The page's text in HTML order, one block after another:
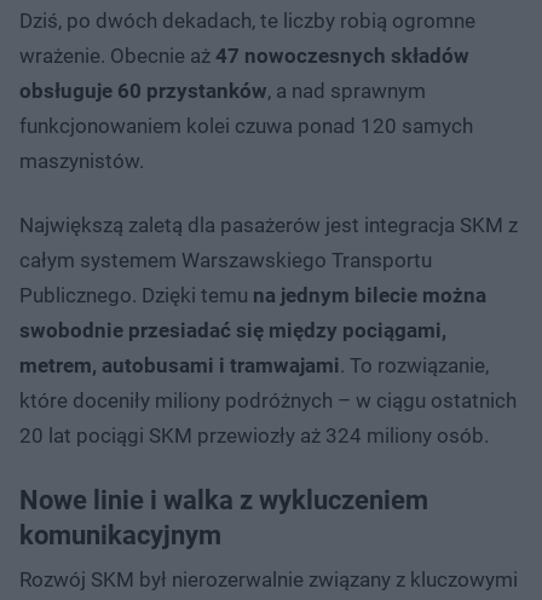
Dziś, po dwóch dekadach, te liczby robią ogromne
wrażenie. Obecnie aż 47 nowoczesnych składów
obsługuje 60 przystanków, a nad sprawnym
funkcjonowaniem kolei czuwa ponad 120 samych
maszynistów.
Największą zaletą dla pasażerów jest integracja SKM z
całym systemem Warszawskiego Transportu
Publicznego. Dzięki temu na jednym bilecie można
swobodnie przesiadać się między pociągami,
metrem, autobusami i tramwajami. To rozwiązanie,
które doceniły miliony podróżnych – w ciągu ostatnich
20 lat pociągi SKM przewiozły aż 324 miliony osób.
Nowe linie i walka z wykluczeniem
komunikacyjnym
Rozwój SKM był nierozerwalnie związany z kluczowymi